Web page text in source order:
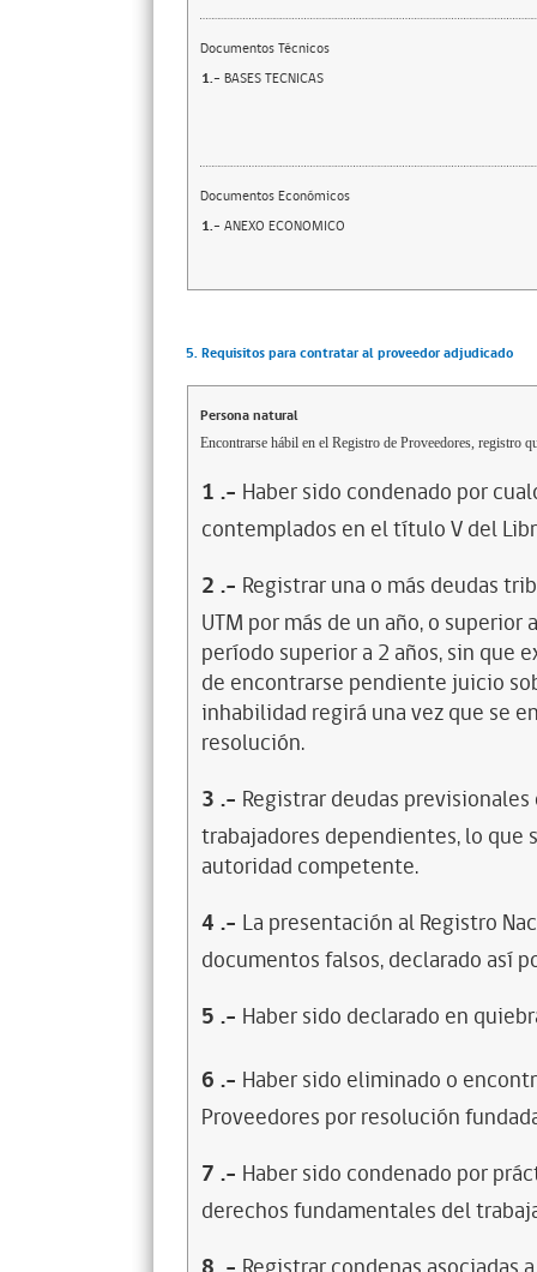
Documentos Técnicos
1.- BASES TECNICAS
Documentos Económicos
1.- ANEXO ECONOMICO
5. Requisitos para contratar al proveedor adjudicado
Persona natural
Encontrarse hábil en el Registro de Proveedores, registro
1 .- Haber sido condenado por
contemplados en el título V del
2 .- Registrar una o más deudas
UTM por más de un año, o
período superior a 2 años, sin que
de encontrarse pendiente juicio
inhabilidad regirá una vez que se
resolución.
3 .- Registrar deudas
trabajadores dependientes, lo
autoridad competente.
4 .- La presentación al Registro
documentos falsos, declarado así
5 .- Haber sido declarado en
6 .- Haber sido eliminado o
Proveedores por resolución
7 .- Haber sido condenado por
derechos fundamentales del